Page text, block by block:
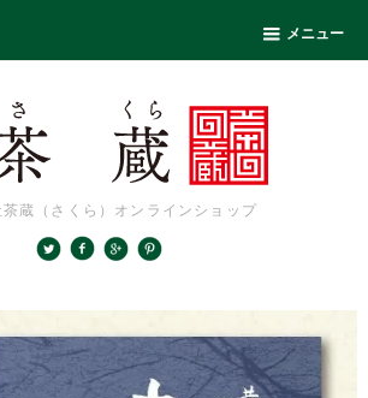
メニュー
蔵（さくら）オンラインショップ